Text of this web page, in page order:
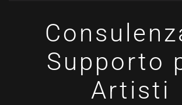
Supporto
Artisti